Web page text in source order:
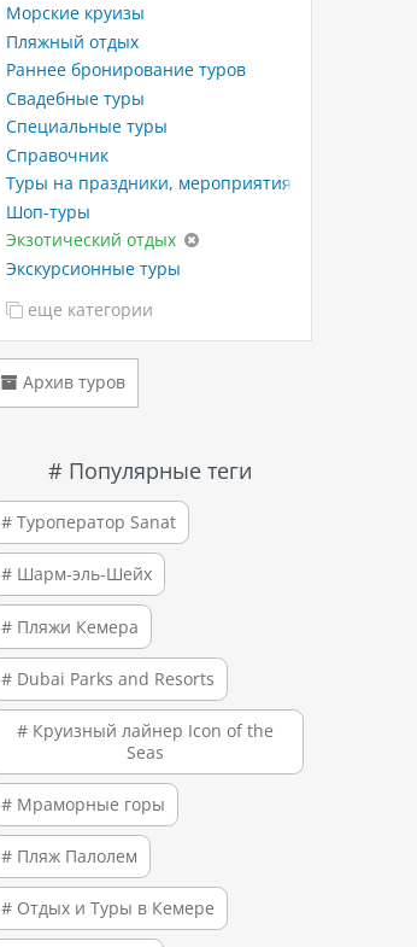
Морские круизы
Пляжный отдых
Раннее бронирование туров
Свадебные туры
Специальные туры
Справочник
Туры на праздники, мероприятия
Шоп-туры
Экзотический отдых
Экскурсионные туры
еще категории
Архив туров
# Популярные теги
# Туроператор Sanat
# Шарм-эль-Шейх
# Пляжи Кемера
# Dubai Parks and Resorts
# Круизный лайнер Icon of the
Seas
# Мраморные горы
# Пляж Палолем
# Отдых и Туры в Кемере